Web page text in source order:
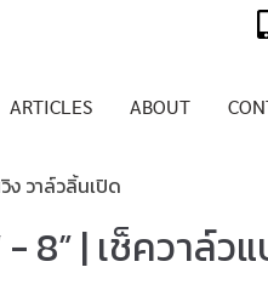
ARTICLES ABOUT
ง วาล์วลิ้นเปิด
8” | เช็ควาล์ว